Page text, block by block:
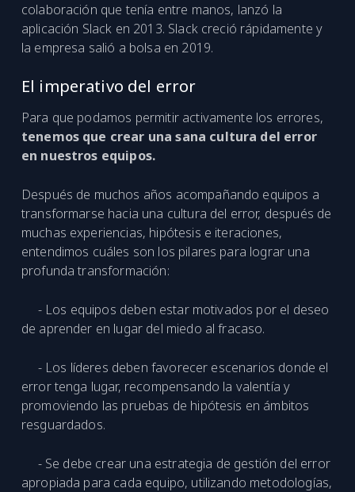
colaboración que tenía entre manos, lanzó la
aplicación Slack en 2013. Slack creció rápidamente y
la empresa salió a bolsa en 2019.
El imperativo del error
Para que podamos permitir activamente los errores,
tenemos que crear una sana cultura del error
en nuestros equipos.
Después de muchos años acompañando equipos a
transformarse hacia una cultura del error, después de
muchas experiencias, hipótesis e iteraciones,
entendimos cuáles son los pilares para lograr una
profunda transformación:
- Los equipos deben estar motivados por el deseo
de aprender en lugar del miedo al fracaso.
- Los líderes deben favorecer escenarios donde el
error tenga lugar, recompensando la valentía y
promoviendo las pruebas de hipótesis en ámbitos
resguardados.
- Se debe crear una estrategia de gestión del error
apropiada para cada equipo, utilizando metodologías,